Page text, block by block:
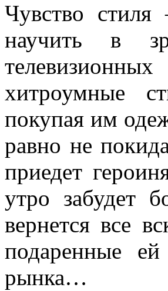
Чувство стиля
научить в
телевизионных
хитроумные
покупая им
равно не
приедет
утро
забудет
вернется все
подаренные
ей
рынка…